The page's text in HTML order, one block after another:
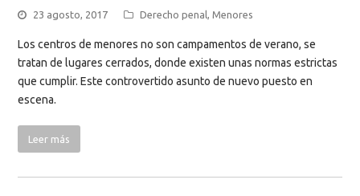
23 agosto, 2017 Derecho penal,Menores
Los centros de menores no son campamentos de verano, se
tratan de lugares cerrados, donde existen unas normas estrictas
que cumplir. Este controvertido asunto de nuevo puesto en
escena.
Leer más